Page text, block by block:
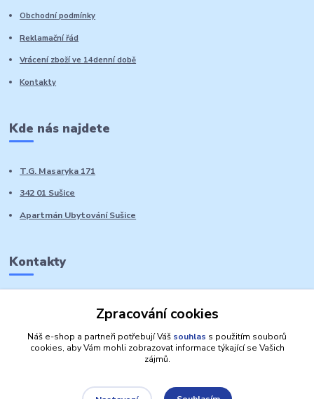
Obchodní podmínky
Reklamační řád
Vrácení zboží ve 14denní době
Kontakty
Kde nás najdete
T.G. Masaryka 171
342 01 Sušice
Apartmán Ubytování Sušice
Kontakty
Zpracování cookies
Náš e-shop a partneři potřebují Váš souhlas s použitím souborů
cookies, aby Vám mohli zobrazovat informace týkající se Vašich
zájmů.